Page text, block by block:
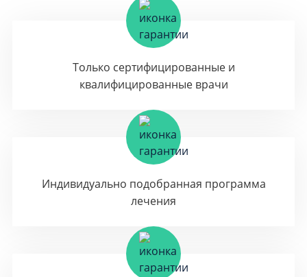
Только сертифицированные и
квалифицированные врачи
Индивидуально подобранная программа
лечения